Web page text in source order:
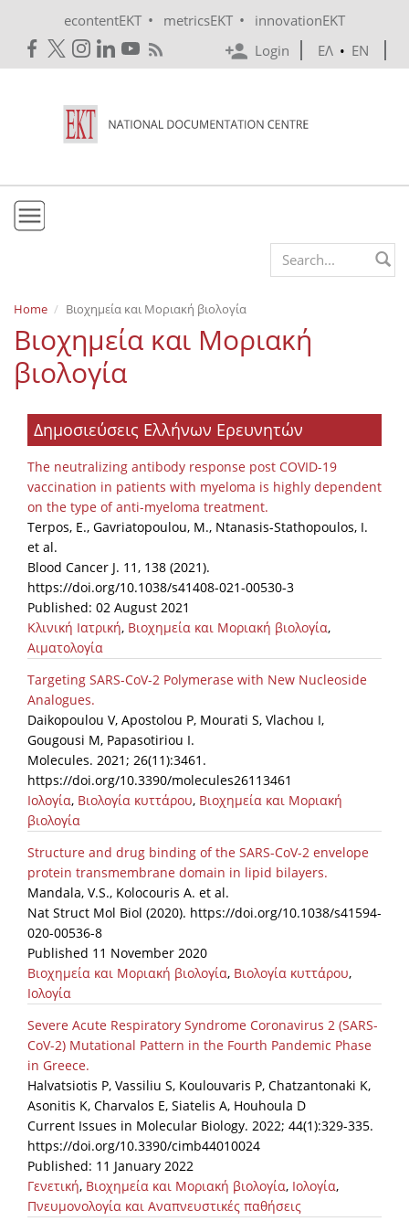
econtentEKT • metricsEKT •
innovationEKT
Login
ΕΛ • EN
Mission & Vision
Policies
History
Organisational Structure
EKT Tenders
EKT Websites
Projects
Services
Publications
Annual Reports
Publications for R&D Metrics & Indicators
Publications for Libraries
Informational Publications
News & Information
News
Events
Press Centre
"Innovation, Research & Technology" magazine
Contact
Helpdesks
Telephone & email Directory
Access to EKT
Search form
Home Βιοχημεία και Μοριακή βιολογία
Βιοχημεία και Μοριακή
βιολογία
Δημοσιεύσεις Ελλήνων Ερευνητών
The neutralizing antibody response post COVID-19
vaccination in patients with myeloma is highly dependent
on the type of anti-myeloma treatment.
Terpos, E., Gavriatopoulou, M., Ntanasis-Stathopoulos, I.
et al.
Blood Cancer J. 11, 138 (2021).
https://doi.org/10.1038/s41408-021-00530-3
Published: 02 August 2021
Κλινική Ιατρική, Βιοχημεία και Μοριακή βιολογία,
Αιματολογία
Targeting SARS-CoV-2 Polymerase with New Nucleoside
Analogues.
Daikopoulou V, Apostolou P, Mourati S, Vlachou I,
Gougousi M, Papasotiriou I.
Molecules. 2021; 26(11):3461.
https://doi.org/10.3390/molecules26113461
Ιολογία, Βιολογία κυττάρου, Βιοχημεία και Μοριακή
βιολογία
Structure and drug binding of the SARS-CoV-2 envelope
protein transmembrane domain in lipid bilayers.
Mandala, V.S., Kolocouris A. et al.
Nat Struct Mol Biol (2020). https://doi.org/10.1038/s41594-
020-00536-8
Published 11 November 2020
Βιοχημεία και Μοριακή βιολογία, Βιολογία κυττάρου,
Ιολογία
Severe Acute Respiratory Syndrome Coronavirus 2 (SARS-
CoV-2) Mutational Pattern in the Fourth Pandemic Phase
in Greece.
Halvatsiotis P, Vassiliu S, Koulouvaris P, Chatzantonaki K,
Asonitis K, Charvalos E, Siatelis A, Houhoula D
Current Issues in Molecular Biology. 2022; 44(1):329-335.
https://doi.org/10.3390/cimb44010024
Published: 11 January 2022
Γενετική, Βιοχημεία και Μοριακή βιολογία, Ιολογία,
Πνευμονολογία και Αναπνευστικές παθήσεις